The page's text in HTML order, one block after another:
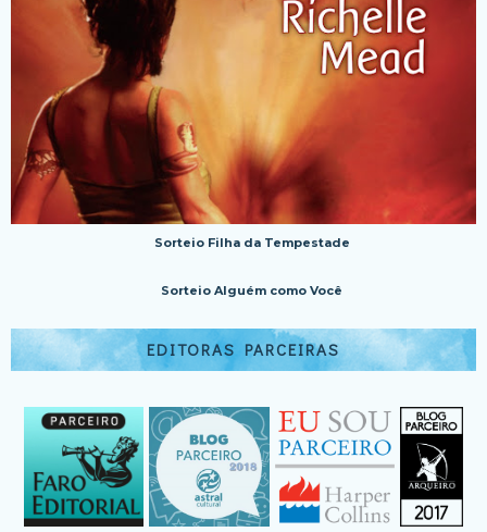
Sorteio Filha da Tempestade
Sorteio Alguém como Você
EDITORAS PARCEIRAS